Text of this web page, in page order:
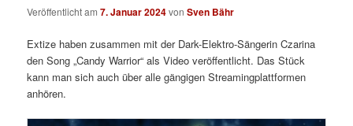
Veröffentlicht am7. Januar 2024vonSven Bähr
Extize haben zusammen mit der Dark-Elektro-Sängerin Czarina
den Song „Candy Warrior“ als Video veröffentlicht. Das Stück
kann man sich auch über alle gängigen Streamingplattformen
anhören.